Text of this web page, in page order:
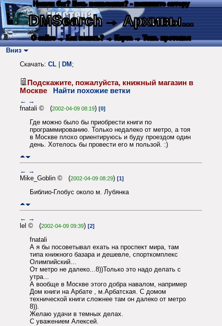
Нашли баг? Есть пожелания? - напишите автору
DMSearch→ Архивы...
О сайте → Как искать? → Карта → Текс. протокол
Вниз
Скачать: CL DM ;
Подскажите, пожалуйста, книжный магазин в
Москве
Найти похожие ветки
← →
fnatali © (2002-04-09 08:19) [0]
Где можно было бы приобрести книги по
программированию. Только недалеко от метро, а тоя
в Москве плохо ориентируюсь и буду проездом один
день. Хотелось бы провести его м пользой. :)
← →
Mike_Goblin © (2002-04-09 08:29) [1]
Библио-Глобус около м. Лубянка
← →
lel © (2002-04-09 09:39) [2]
fnatali
А я бы посоветывал ехать на проспект мира, там
типа книжного базара и дешевле, спорткомплекс
Олимпийский...
От метро не далеко...8))Только это надо делать с
утра...
А вообще в Москве этого добра навалом, например
Дом книги на Арбате , м.Арбатская. С домом
технической книги сложнее там он далеко от метро
8)).
Желаю удачи в темных делах.
С уважением Алексей.